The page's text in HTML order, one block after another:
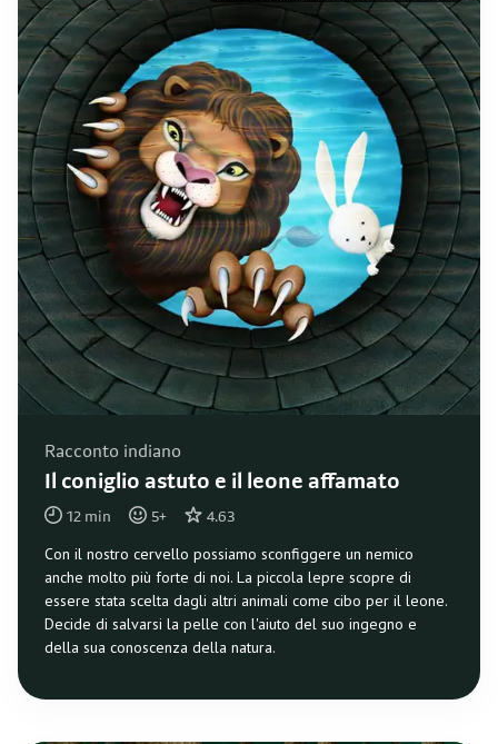
Racconto indiano
Il coniglio astuto e il leone affamato
12 min 5+ 4.63
Con il nostro cervello possiamo sconfiggere un nemico
anche molto più forte di noi. La piccola lepre scopre di
essere stata scelta dagli altri animali come cibo per il leone.
Decide di salvarsi la pelle con l'aiuto del suo ingegno e
della sua conoscenza della natura.